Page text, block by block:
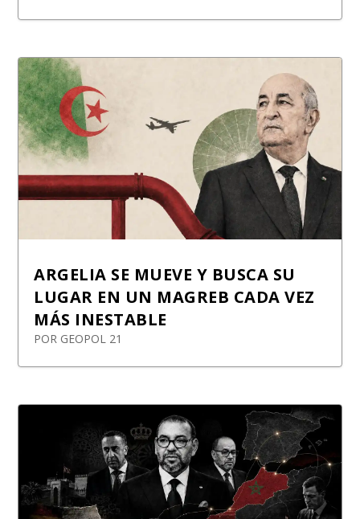
ARGELIA SE MUEVE Y BUSCA SU
LUGAR EN UN MAGREB CADA VEZ
MÁS INESTABLE
POR GEOPOL 21